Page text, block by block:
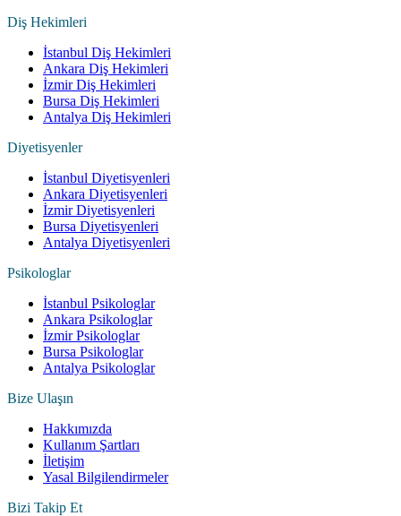
Diş Hekimleri
İstanbul Diş Hekimleri
Ankara Diş Hekimleri
İzmir Diş Hekimleri
Bursa Diş Hekimleri
Antalya Diş Hekimleri
Diyetisyenler
İstanbul Diyetisyenleri
Ankara Diyetisyenleri
İzmir Diyetisyenleri
Bursa Diyetisyenleri
Antalya Diyetisyenleri
Psikologlar
İstanbul Psikologlar
Ankara Psikologlar
İzmir Psikologlar
Bursa Psikologlar
Antalya Psikologlar
Bize Ulaşın
Hakkımızda
Kullanım Şartları
İletişim
Yasal Bilgilendirmeler
Bizi Takip Et